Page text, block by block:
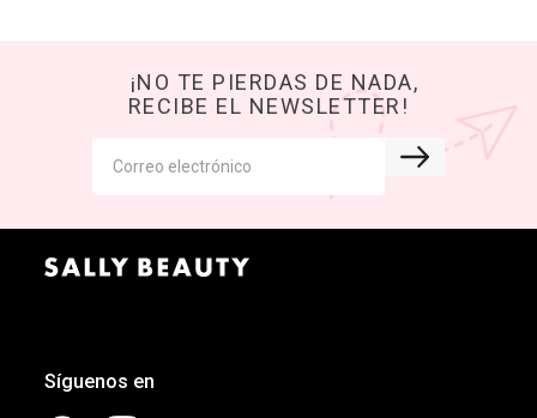
¡NO TE PIERDAS DE NADA,
RECIBE EL NEWSLETTER!
Síguenos en